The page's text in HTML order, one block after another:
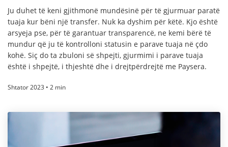
Ju duhet të keni gjithmonë mundësinë për të gjurmuar paratë
tuaja kur bëni një transfer. Nuk ka dyshim për këtë. Kjo është
arsyeja pse, për të garantuar transparencë, ne kemi bërë të
mundur që ju të kontrolloni statusin e parave tuaja në çdo
kohë. Siç do ta zbuloni së shpejti, gjurmimi i parave tuaja
është i shpejtë, i thjeshtë dhe i drejtpërdrejtë me Paysera.
Shtator 2023 • 2 min